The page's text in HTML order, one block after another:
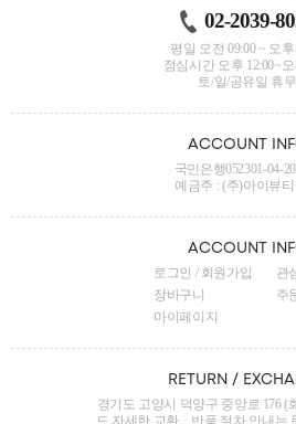
02-2039-
평일 오전 09:00 ~ 오후
점심시간 오후 12:00~오
토/일/공유일 휴무
ACCOUNT
국민은행052301-04-
예금주 : (주)아이뷰
ACCOUNT
로그인 / 회원가입
관
장바구니
주
마이페이지
RETURN /
경기도 고양시 덕양구 중앙로 176 (
드 자세한 교환ㆍ반품 절차 안내는